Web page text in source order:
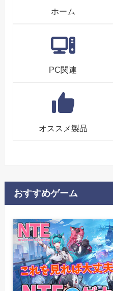
ホーム
PC関連
オススメ製品
おすすめゲーム